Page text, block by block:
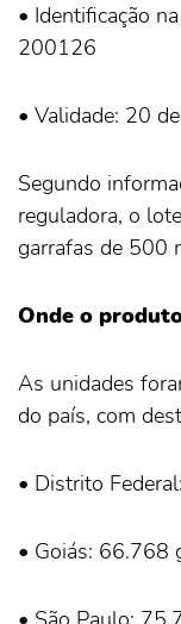
• Identificação
200126
• Validade: 20
Segundo
reguladora, o
garrafas de 500
Onde o
As unidades
do país, com
• Distrito
• Goiás: 66.768